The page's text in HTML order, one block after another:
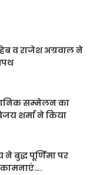
व राजेश अग्रवाल ने
सम्मेलन का
शर्मा ने किया
बुद्ध पूर्णिमा पर